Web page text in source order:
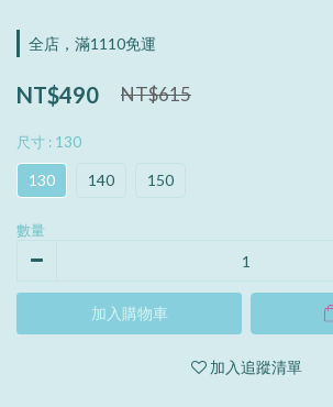
全店，滿1110免運
NT$490 NT$615
尺寸 : 130
130 140 150
數量
加入購物車
加入追蹤清單